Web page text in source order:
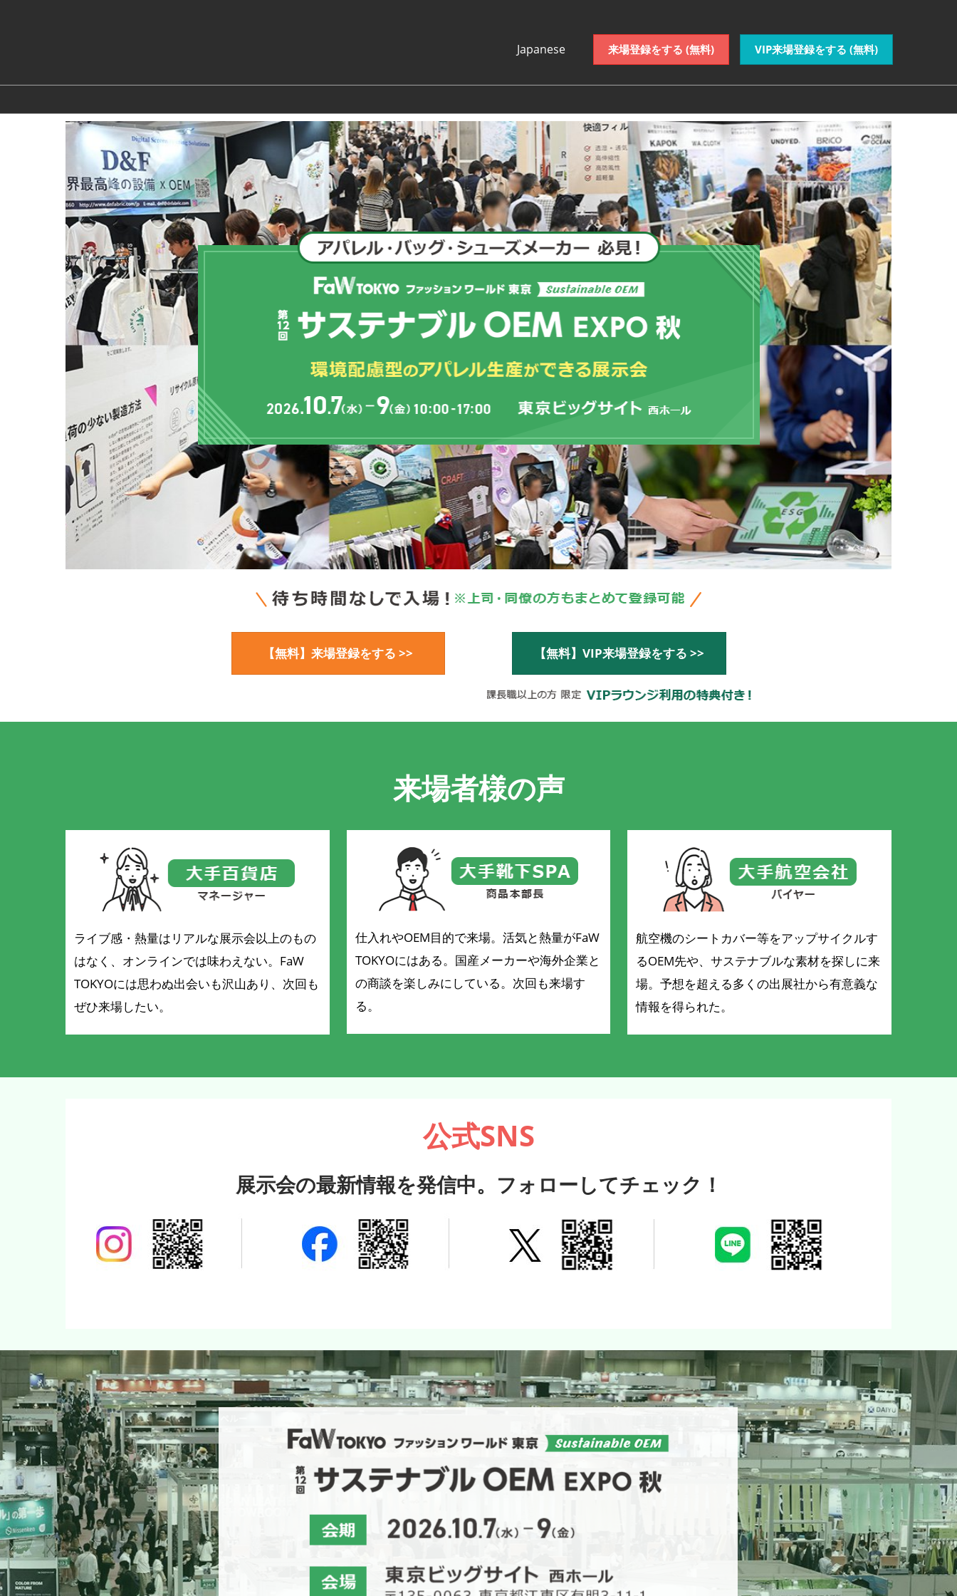
進
Japanese
한국어(Naver
Blog)
繁体中文
来場登録をする (無料) VIP来場登録をする (無料)
【無料】来場登録をする >> 【無料】VIP来場登録をする >>
来場者様の声
ライブ感・熱量はリアルな展示会以上のもの
はなく、オンラインでは味わえない。FaW
TOKYOには思わぬ出会いも沢山あり、次回も
ぜひ来場したい。
仕入れやOEM目的で来場。活気と熱量がFaW
TOKYOにはある。国産メーカーや海外企業と
の商談を楽しみにしている。次回も来場す
る。
航空機のシートカバー等をアップサイクルす
るOEM先や、サステナブルな素材を探しに来
場。予想を超える多くの出展社から有意義な
情報を得られた。
公式SNS
展示会の最新情報を発信中。フォローしてチェック！